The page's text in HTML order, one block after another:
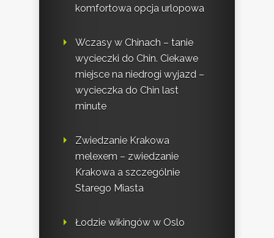
komfortowa opcja urlopowa
Wczasy w Chinach – tanie
wycieczki do Chin. Ciekawe
miejsce na niedrogi wyjazd –
wycieczka do Chin last
minute
Zwiedzanie Krakowa
melexem – zwiedzanie
Krakowa a szczególnie
Starego Miasta
Łodzie wikingów w Oslo